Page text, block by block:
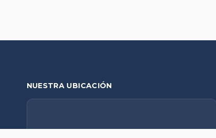
NUESTRA UBICACIÓN